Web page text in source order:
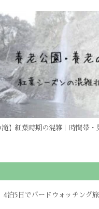
滝】紅葉時期の混雑｜時間帯・
4泊5日でバードウォッチング